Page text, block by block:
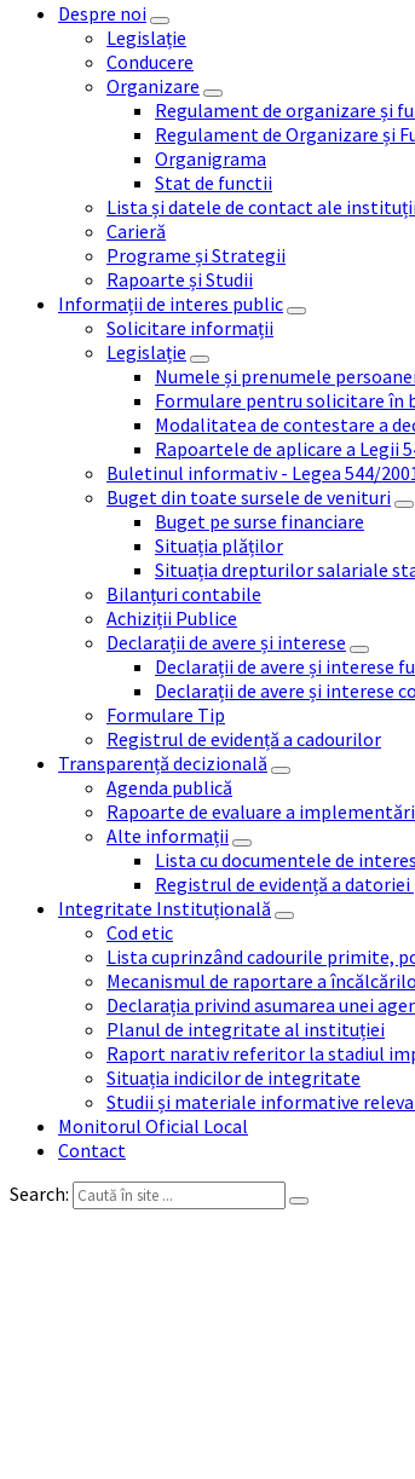
Despre noi
Legislație
Conducere
Organizare
Regulament de organizare și
Regulament de Organizare și
Organigrama
Stat de functii
Lista și datele de contact ale
Carieră
Programe și Strategii
Rapoarte și Studii
Informații de interes public
Solicitare informații
Legislație
Numele și prenumele
Formulare pentru solicitare în
Modalitatea de contestare a
Rapoartele de aplicare a Legii
Buletinul informativ - Legea 544/
Buget din toate sursele de venituri
Buget pe surse financiare
Situația plăților
Situația drepturilor salariale
Bilanțuri contabile
Achiziții Publice
Declarații de avere și interese
Declarații de avere și interese
Declarații de avere și interese
Formulare Tip
Registrul de evidență a cadourilor
Transparență decizională
Agenda publică
Rapoarte de evaluare a
Alte informații
Lista cu documentele de
Registrul de evidență a
Integritate Instituțională
Cod etic
Lista cuprinzând cadourile primite,
Mecanismul de raportare a
Declarația privind asumarea unei
Planul de integritate al instituției
Raport narativ referitor la stadiul
Situația indicilor de integritate
Studii și materiale informative
Monitorul Oficial Local
Contact
Search: